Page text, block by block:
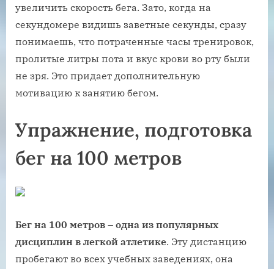
увеличить скорость бега. Зато, когда на
секундомере видишь заветные секунды, сразу
понимаешь, что потраченные часы тренировок,
пролитые литры пота и вкус крови во рту были
не зря. Это придает дополнительную
мотивацию к занятию бегом.
Упражнение, подготовка
бег на 100 метров
Бег на 100 метров – одна из популярных
дисциплин в легкой атлетике. Эту дистанцию
пробегают во всех учебных заведениях, она